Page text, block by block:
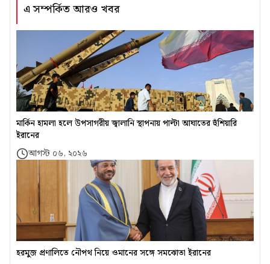
এ সম্পর্কিত আরও খবর
মার্কিন হামলা হলে উপসাগরীয় জ্বালানি স্থাপনায় পাল্টা আঘাতের হুঁশিয়ারি
ইরানের
আগস্ট ০৬, ২০২৬
হরমুজ প্রণালিতে নৌপথ নিয়ে ওমানের সঙ্গে সমঝোতা ইরানের